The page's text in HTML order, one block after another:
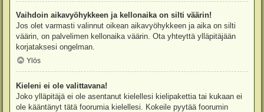
Vaihdoin aikavyöhykkeen ja kellonaika on silti väärin!
Jos olet varmasti valinnut oikean aikavyöhykkeen ja aika on silti
väärin, on palvelimen kellonaika väärin. Ota yhteyttä ylläpitäjään
korjataksesi ongelman.
Ylös
Kieleni ei ole valittavana!
Joko ylläpitäjä ei ole asentanut kielellesi kielipakettia tai kukaan ei
ole kääntänyt tätä foorumia kielellesi. Kokeile pyytää foorumin